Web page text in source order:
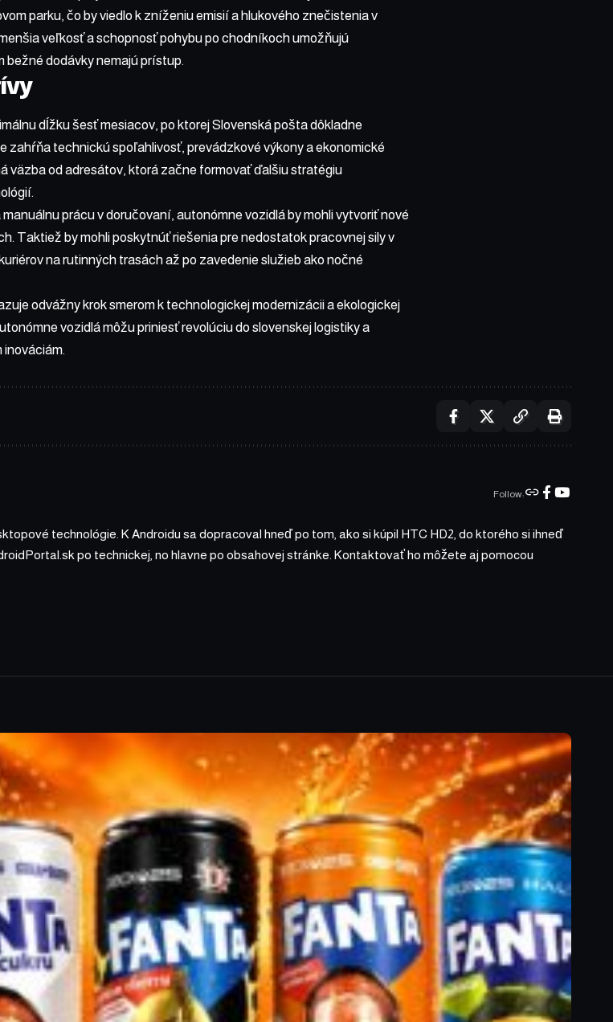
parku, čo by viedlo k zníženiu emisií a hlukového znečistenia v
veľkosť a schopnosť pohybu po chodníkoch umožňujú
bežné dodávky nemajú prístup.
dĺžku šesť mesiacov, po ktorej Slovenská pošta dôkladne
zahŕňa technickú spoľahlivosť, prevádzkové výkony a ekonomické
väzba od adresátov, ktorá začne formovať ďalšiu stratégiu
prácu v doručovaní, autonómne vozidlá by mohli vytvoriť nové
Taktiež by mohli poskytnúť riešenia pre nedostatok pracovnej sily v
na rutinných trasách až po zavedenie služieb ako nočné
odvážny krok smerom k technologickej modernizácii a ekologickej
vozidlá môžu priniesť revolúciu do slovenskej logistiky a
inováciám.
Follow:
technológie. K Androidu sa dopracoval hneď po tom, ako si kúpil HTC HD2, do ktorého si ihneď
po technickej, no hlavne po obsahovej stránke. Kontaktovať ho môžete aj pomocou